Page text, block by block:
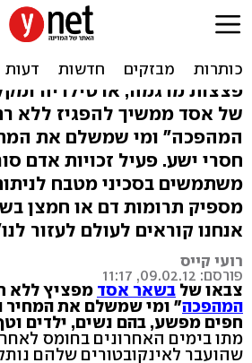
מתו בבית החולים'
פצצות מרגמה, ארטילריה
של אסד ממשיך להפגיז ללא
המהפכה" ומי שמשלם את
חסרי ישע. פעיל זכויות אדם
משתמשים בסכיני מטבח
מספיק תרומות דם או חמצן
אנחנו קוראים לעולם לעזור
רועי קייס
פורסם: 09.02.12, 11:17
צבאו של בשאר אסד מפציץ ללא
המהפכה" ומי שמשלם את המחיר
חפים מפשע, בהם נשים, ילדים
מתו בימים האחרונים בחומס
שהועבר לאינקובטורים שלהם